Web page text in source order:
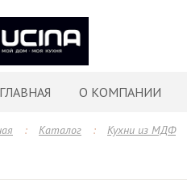
ГЛАВНАЯ О КОМПАНИИ
: Каталог : Кухни из МДФ